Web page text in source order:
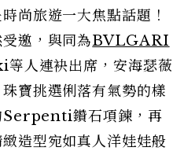
尚旅遊一大焦點話題！
邀，與同為BVLGARI
等人連袂出席，安海瑟薇
寶挑選俐落有氣勢的樣
Serpenti鑽石項鍊，再
造型宛如真人洋娃娃般